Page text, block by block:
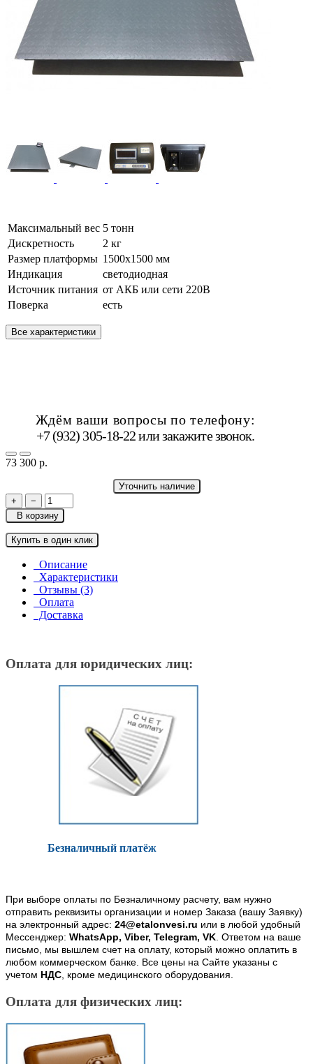
Максимальный вес 5 тонн
Дискретность
2 кг
Размер платформы 1500х1500 мм
Индикация
светодиодная
Источник питания от АКБ или сети 220В
Поверка
есть
Все характеристики
Ждём ваши вопросы по телефону:
+7 (932) 305-18-22 илизакажите звонок.
73 300 р.
Уточнить наличие
+
−
В корзину
Купить в один клик
Описание
Характеристики
Отзывы (3)
Оплата
Доставка
Оплата для юридических лиц:
Безналичный платёж
При выборе оплаты по Безналичному расчету, вам нужно
отправить реквизиты организации и номер Заказа (вашу Заявку)
на электронный адрес: 24@etalonvesi.ru или в любой удобный
Мессенджер: WhatsApp, Viber, Telegram, VK. Ответом на ваше
письмо, мы вышлем счет на оплату, который можно оплатить в
любом коммерческом банке. Все цены на Сайте указаны с
учетом НДС, кроме медицинского оборудования.
Оплата для физических лиц: